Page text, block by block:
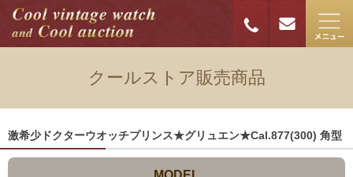
クールストア販売商品
激希少ドクターウオッチプリンス★グリュエン★Cal.877(300) 角型